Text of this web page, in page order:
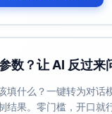
查
安排时间回顾实际支出
数？让 AI 反过来
填什么？一键转为对话
结果。零门槛，开口就行